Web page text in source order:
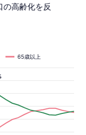
の高齢化を反
65歳以上